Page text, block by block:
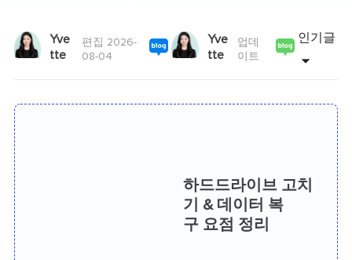
Yve
tte
편집 2026-
08-04
Yve
tte
업데
이트
인기글
하드드라이브 고치
기 & 데이터 복
구 요점 정리